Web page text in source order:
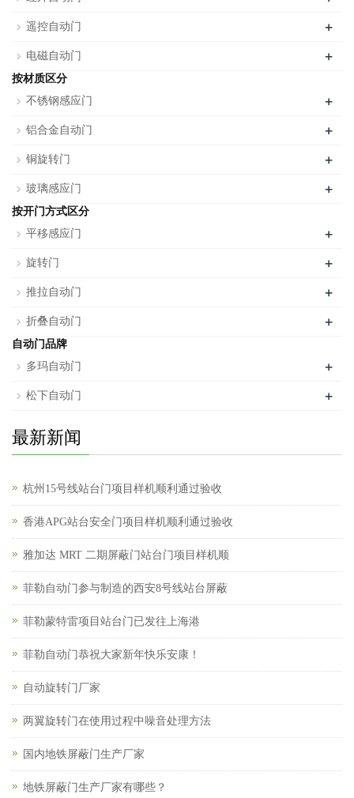
遥控自动门 +
电磁自动门 +
按材质区分
不锈钢感应门
+
铝合金自动门 +
铜旋转门 +
玻璃感应门 +
按开门方式区分
平移感应门
+
旋转门 +
推拉自动门 +
折叠自动门 +
自动门品牌
多玛自动门
+
松下自动门 +
最新新闻
杭州15号线站台门项目样机顺利通过验收
香港APG站台安全门项目样机顺利通过验收
雅加达 MRT 二期屏蔽门站台门项目样机顺
菲勒自动门参与制造的西安8号线站台屏蔽
菲勒蒙特雷项目站台门已发往上海港
菲勒自动门恭祝大家新年快乐安康！
自动旋转门厂家
两翼旋转门在使用过程中噪音处理方法
国内地铁屏蔽门生产厂家
地铁屏蔽门生产厂家有哪些？